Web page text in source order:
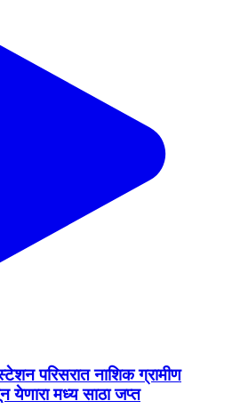
परिसरात नाशिक ग्रामीण
येणारा मध्य साठा जप्त